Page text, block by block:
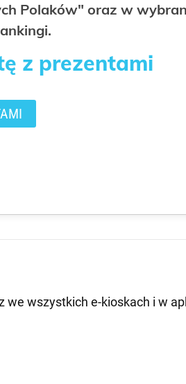
Polaków" oraz w
z prezentami
we wszystkich e-kioskach i w